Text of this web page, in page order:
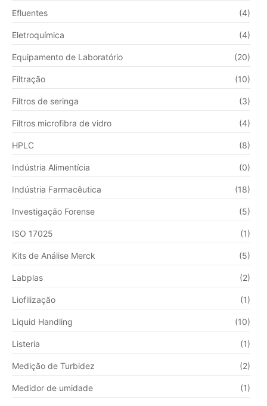
Efluentes (4)
Eletroquímica (4)
Equipamento de Laboratório (20)
Filtração (10)
Filtros de seringa (3)
Filtros microfibra de vidro (4)
HPLC (8)
Indústria Alimentícia (0)
Indústria Farmacêutica (18)
Investigação Forense (5)
ISO 17025 (1)
Kits de Análise Merck (5)
Labplas (2)
Liofilização (1)
Liquid Handling (10)
Listeria (1)
Medição de Turbidez (2)
Medidor de umidade (1)